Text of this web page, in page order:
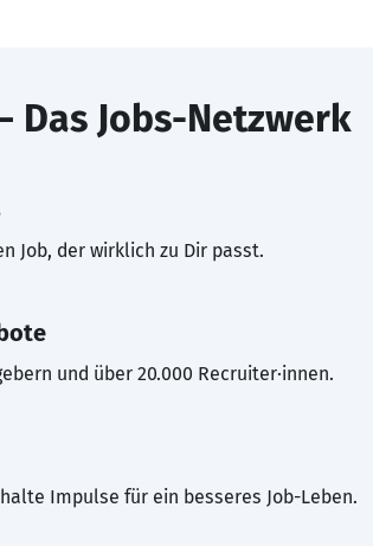
Das Jobs-Netzwerk
Job, der wirklich zu Dir passt.
und über 20.000 Recruiter·innen.
Impulse für ein besseres Job-Leben.